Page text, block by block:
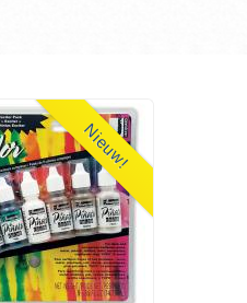
Nieuw!